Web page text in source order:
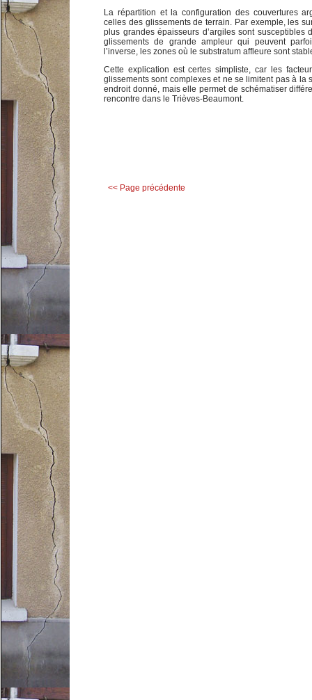
La répartition et la configuration des couvertures
celles des glissements de terrain. Par exemple, les
plus grandes épaisseurs d’argiles sont susceptibles
glissements de grande ampleur qui peuvent
l’inverse, les zones où le substratum affleure sont
Cette explication est certes simpliste, car les
glissements sont complexes et ne se limitent pas à la
endroit donné, mais elle permet de schématiser
rencontre dans le Trièves-Beaumont.
<< Page précédente